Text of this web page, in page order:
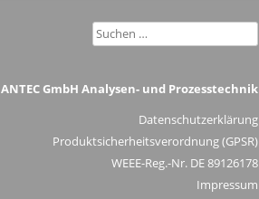
Suchen
ANTEC GmbH Analysen- und Prozesstechnik
Datenschutzerklärung
Produktsicherheitsverordnung (GPSR)
WEEE-Reg.-Nr. DE 89126178
Impressum